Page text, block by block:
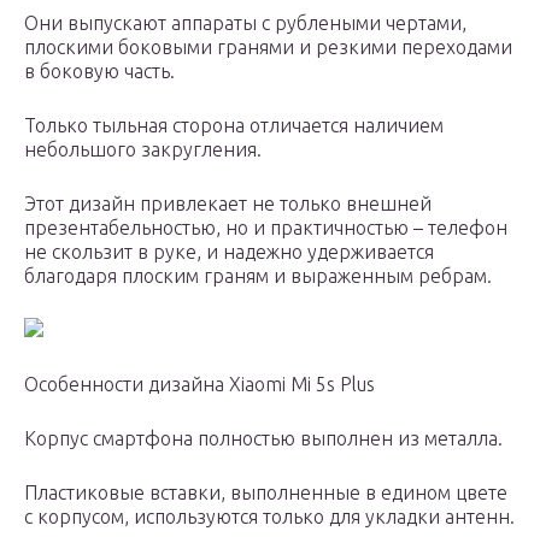
Они выпускают аппараты с рублеными чертами,
плоскими боковыми гранями и резкими переходами
в боковую часть.
Только тыльная сторона отличается наличием
небольшого закругления.
Этот дизайн привлекает не только внешней
презентабельностью, но и практичностью – телефон
не скользит в руке, и надежно удерживается
благодаря плоским граням и выраженным ребрам.
Особенности дизайна Xiaomi Mi 5s Plus
Корпус смартфона полностью выполнен из металла.
Пластиковые вставки, выполненные в едином цвете
с корпусом, используются только для укладки антенн.